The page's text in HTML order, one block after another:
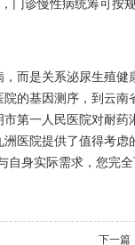
门诊慢性病统筹可按
，而是关系泌尿生殖
的基因测序，到云
第一人民医院对耐
医院提供了值得考
自身实际需求，您完
下一篇